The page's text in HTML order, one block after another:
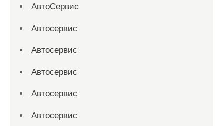
АвтоСервис
Автосервис
Автосервис
Автосервис
Автосервис
Автосервис